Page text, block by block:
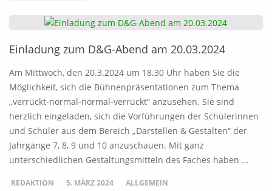
FÜR
DEN
11.JAHRGANG"
Einladung zum D&G-Abend am 20.03.2024
Am Mittwoch, den 20.3.2024 um 18.30 Uhr haben Sie die
Möglichkeit, sich die Bühnenpräsentationen zum Thema
„verrückt-normal-normal-verrückt“ anzusehen. Sie sind
herzlich eingeladen, sich die Vorführungen der Schülerinnen
und Schüler aus dem Bereich „Darstellen & Gestalten“ der
Jahrgänge 7, 8, 9 und 10 anzuschauen. Mit ganz
unterschiedlichen Gestaltungsmitteln des Faches haben …
REDAKTION 5. MÄRZ 2024 ALLGEMEIN